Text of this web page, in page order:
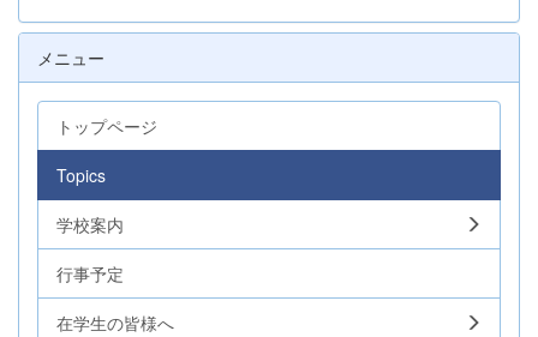
メニュー
トップページ
Topics
学校案内
行事予定
在学生の皆様へ